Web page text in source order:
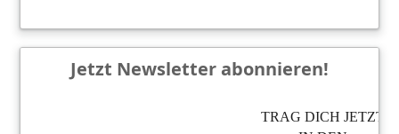
Jetzt Newsletter abonnieren!
TRAG DICH JETZT